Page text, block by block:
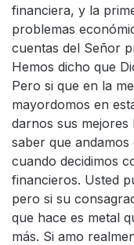
financiera, y la
problemas
cuentas del Señor
Hemos dicho que
Pero si que en la
mayordomos en
darnos sus mejores
saber que
cuando decidimos
financieros. Usted
pero si su
que hace es metal
más. Si amo